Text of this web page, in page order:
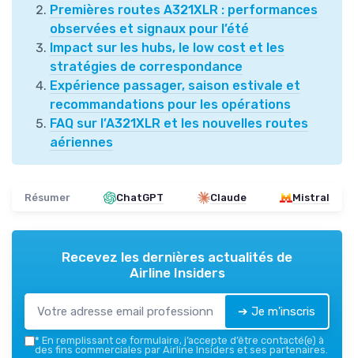
Premières routes A321XLR : performances
observées et signaux pour l’été
Impact sur les hubs, le low cost et les
stratégies de correspondance
Expérience passager, saison estivale et
recommandations pour les opérations
FAQ sur l’A321XLR et les nouvelles routes
aériennes
Résumer ChatGPT Claude Mistral
Recevez les dernières actualités de
Airline Insiders
➔ Je m'inscris
* En remplissant ce formulaire, j’accepte d’être contacté(e) à
des fins commerciales par Airline Insiders et ses partenaires.